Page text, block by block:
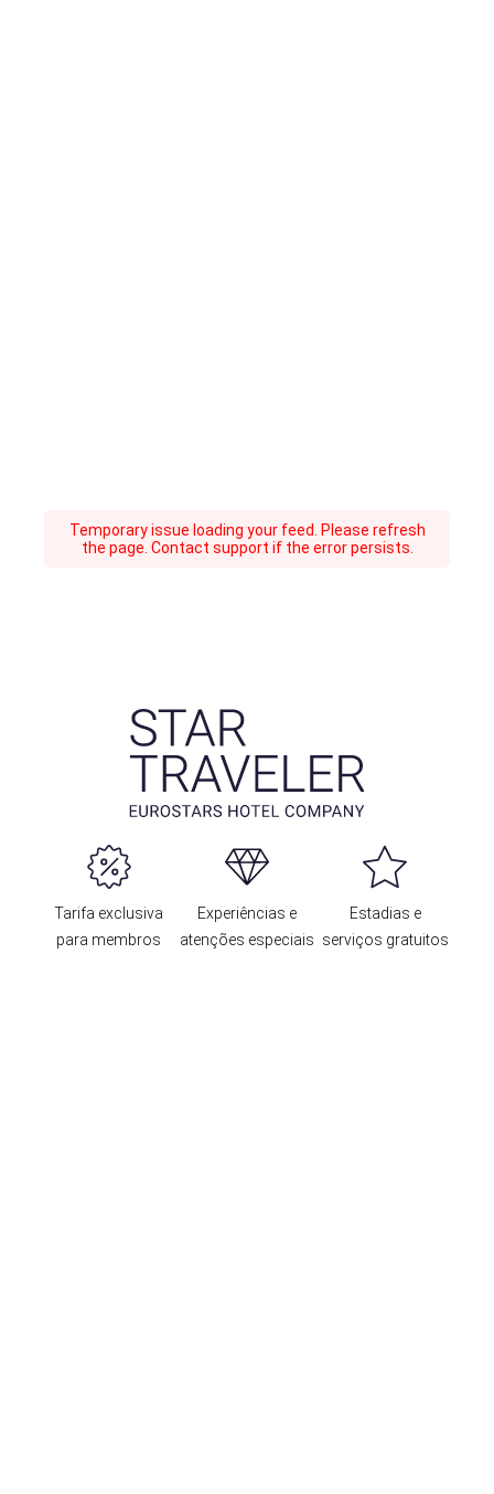
Temporary issue loading your feed. Please refresh
the page. Contact support if the error persists.
Tarifa exclusiva
para membros
Experiências e
atenções especiais
Estadias e
serviços gratuitos